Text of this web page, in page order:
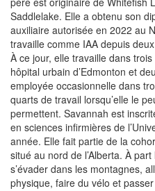
Saddlelake. Elle a obtenu son
auxiliaire autorisée en 2022 au
travaille comme IAA depuis
À ce jour, elle travaille dans
hôpital urbain d’Edmonton et
employée occasionnelle dans
quarts de travail lorsqu’elle le
permettent. Savannah est
en sciences infirmières de
année. Elle fait partie de la
situé au nord de l’Alberta. À
s’évader dans les montagnes,
physique, faire du vélo et